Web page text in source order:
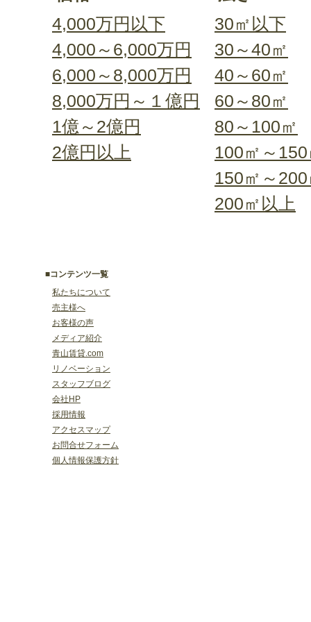
4,000万円以下
4,000～6,000万円
6,000～8,000万円
8,000万円～１億円
1億～2億円
2億円以上
30㎡以下
30～40㎡
40～60㎡
60～80㎡
80～100㎡
100㎡～
150㎡～
200㎡以上
■コンテンツ一覧
私たちについて
売主様へ
お客様の声
メディア紹介
青山賃貸.com
リノベーション
スタッフブログ
会社HP
採用情報
アクセスマップ
お問合せフォーム
個人情報保護方針